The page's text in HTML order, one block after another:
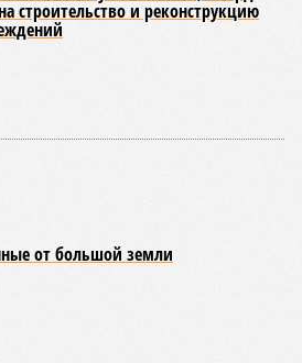
строительство и реконструкцию
от большой земли